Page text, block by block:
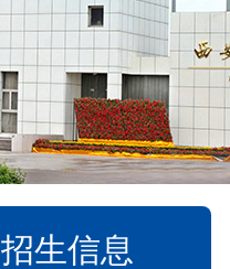
招生信息